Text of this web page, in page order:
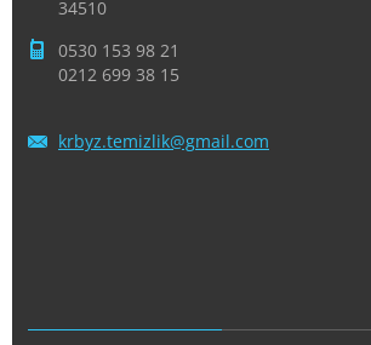
34510
0530 153 98 21
0212 699 38 15
krbyz.temizlik@gmail.com